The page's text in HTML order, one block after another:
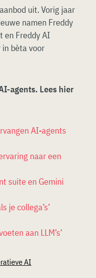
uit. Vorig jaar
namen Freddy
en Freddy AI
bèta voor
agents. Lees hier
AI-agents
naar een
suite en Gemini
je collega’s’
aan LLM’s’
AI